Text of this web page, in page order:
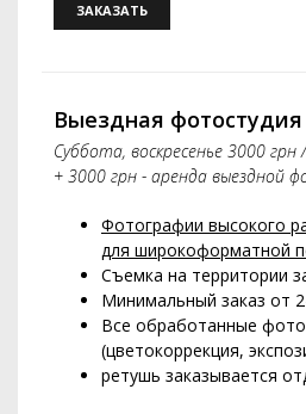
ЗАКАЗАТЬ
Выездная фотостудия
Суббота, воскресенье 3000 грн
+ 3000 грн - аренда выездной
Фотографии высокого
для широкоформатной
Съемка на территории
Минимальный заказ от
Все обработанные
(цветокоррекция,
ретушь заказывается